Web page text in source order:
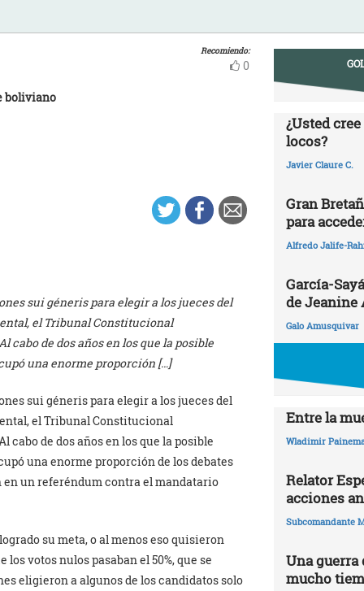
Recomiendo:
0
boliviano
sui géneris para elegir a los jueces del
el Tribunal Constitucional
cabo de dos años en los que la posible
una enorme proporción […]
sui géneris para elegir a los jueces del
el Tribunal Constitucional
cabo de dos años en los que la posible
una enorme proporción de los debates
un referéndum contra el mandatario
su meta, o al menos eso quisieron
votos nulos pasaban el 50%, que se
eligieron a algunos de los candidatos solo
¿Usted
locos?
Javier Claure C.
Gran
para
Alfredo Jalife-
García-
de Jeanine
Galo Amusquivar
Entre la
Wladimir
Relator
acciones
Subcomandante
Una guerra
mucho